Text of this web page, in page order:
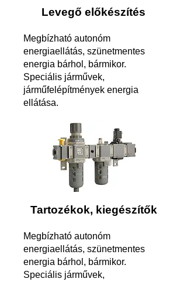
Levegő előkészítés
Megbízható autonóm
energiaellátás, szünetmentes
energia bárhol, bármikor.
Speciális járművek,
járműfelépítmények energia
ellátása.
Tartozékok, kiegészítők
Megbízható autonóm
energiaellátás, szünetmentes
energia bárhol, bármikor.
Speciális járművek,